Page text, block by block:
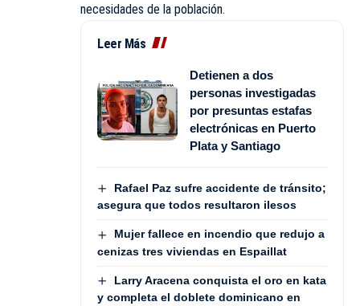
necesidades de la población.
Leer Más
Detienen a dos
personas investigadas
por presuntas estafas
electrónicas en Puerto
Plata y Santiago
Rafael Paz sufre accidente de tránsito;
asegura que todos resultaron ilesos
Mujer fallece en incendio que redujo a
cenizas tres viviendas en Espaillat
Larry Aracena conquista el oro en kata
y completa el doblete dominicano en